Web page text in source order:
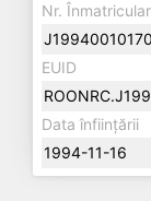
Nr.
EUID
Data înființării
1994-11-16